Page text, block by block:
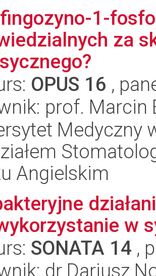
1-
za
OPUS 16 ,
prof. Marcin
Medyczny
Angielskim
w
SONATA 14 ,
dr Dariusz